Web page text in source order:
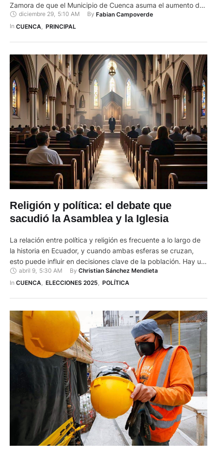
Zamora de que el Municipio de Cuenca asuma el aumento de
la tarifa de bus urbano. La propuesta de Zamora es que la
nueva tarifa aumente de 30 a 40 centavos, de los cuales …
diciembre 29, 5:10 AM By Fabian Campoverde
In CUENCA PRINCIPAL
Religión y política: el debate que
sacudió la Asamblea y la Iglesia
La relación entre política y religión es frecuente a lo largo de
la historia en Ecuador, y cuando ambas esferas se cruzan,
esto puede influir en decisiones clave de la población. Hay un
debate desde la Asamblea Nacional e Iglesia. Mientras
algunos ven en la religión un valor moral que orienta la
abril 9 5:30 AM By Christian Sánchez Mendieta
In CUENCA, ELECCIONES 2025, POLÍTICA